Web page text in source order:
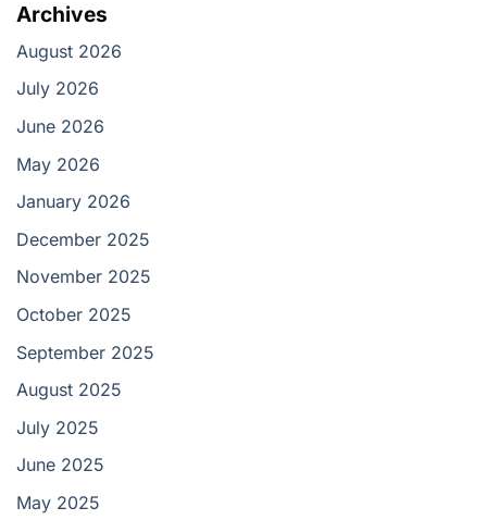
Archives
August 2026
July 2026
June 2026
May 2026
January 2026
December 2025
November 2025
October 2025
September 2025
August 2025
July 2025
June 2025
May 2025